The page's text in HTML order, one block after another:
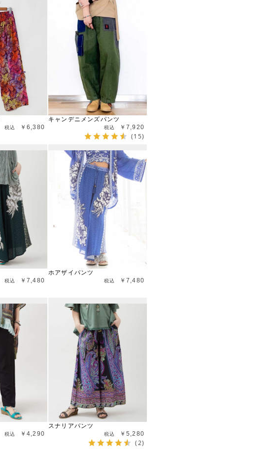
￥6,380
キャンデニメンズパンツ
￥7,920
(15)
￥7,480
ホアザイパンツ
￥7,480
￥4,290
スナリアパンツ
￥5,280
(2)